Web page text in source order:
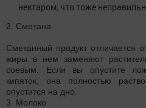
нектаром, что тоже
2. Сметана
Сметанный продукт отличается
жиры в нем заменяют
соевым. Если вы опустите
кипяток, она полностью
опустится на дно.
3. Молоко